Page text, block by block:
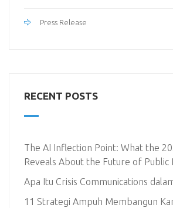
Press Release
RECENT POSTS
The AI Inflection Point: What the
Reveals About the Future of Public
Apa Itu Crisis Communications
11 Strategi Ampuh Membangun